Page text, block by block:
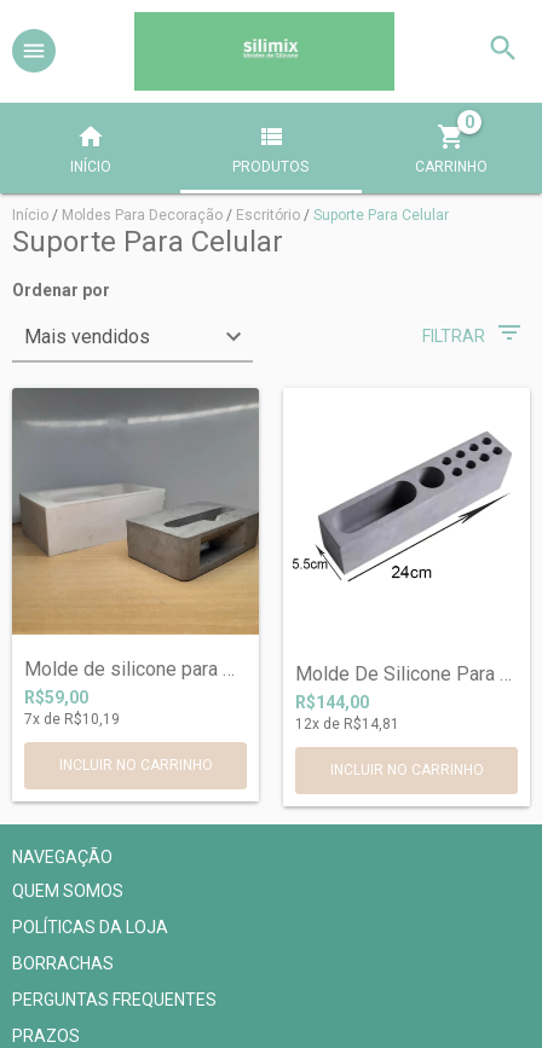
INÍCIO PRODUTOS CARRINHO
0
Início / Moldes Para Decoração / Escritório / Suporte Para Celular
Suporte Para Celular
Ordenar por
FILTRAR
Molde de silicone para Porta Smartphone...
R$59,00
7x de R$10,19
Molde De Silicone Para Vaso de Concreto...
R$144,00
12x de R$14,81
NAVEGAÇÃO
QUEM SOMOS
POLÍTICAS DA LOJA
BORRACHAS
PERGUNTAS FREQUENTES
PRAZOS